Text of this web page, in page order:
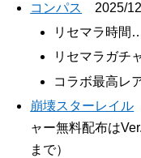
コンパス
2025/
リセマラ時間
リセマラガチ
コラボ最高レ
崩壊スターレイル
ャー無料配布は
まで）